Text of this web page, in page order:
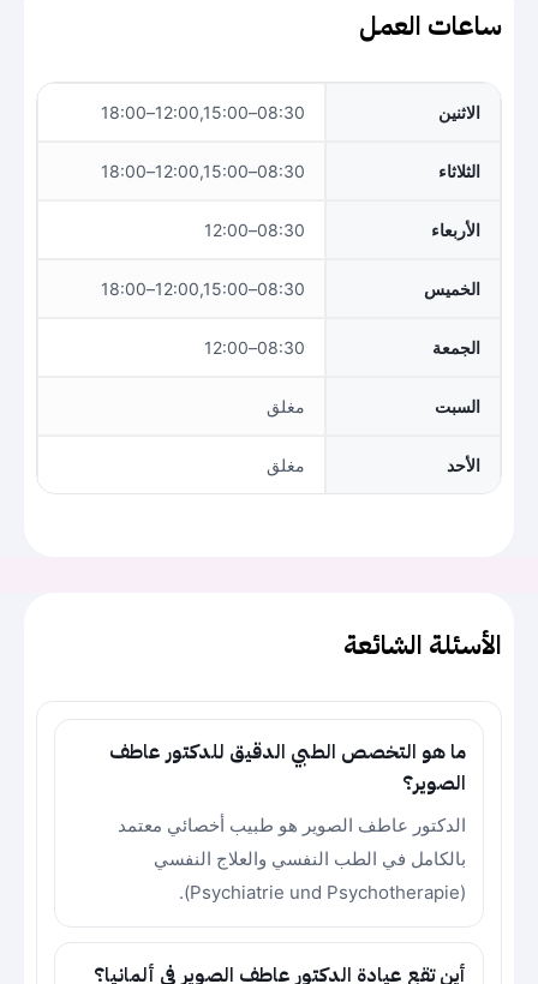
ساعات العمل
الاثنين 08:30–12:00,15:00–18:00
الثلاثاء 08:30–12:00,15:00–18:00
الأربعاء 08:30–12:00
الخميس 08:30–12:00,15:00–18:00
الجمعة 08:30–12:00
السبت مغلق
الأحد مغلق
الأسئلة الشائعة
ما هو التخصص الطبي الدقيق للدكتور عاطف
الصوير؟
الدكتور عاطف الصوير هو طبيب أخصائي معتمد
بالكامل في الطب النفسي والعلاج النفسي
(Psychiatrie und Psychotherapie).
أين تقع عيادة الدكتور عاطف الصوير في ألمانيا؟